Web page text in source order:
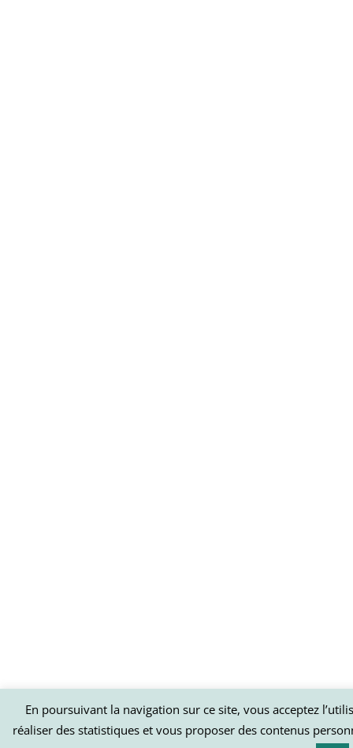
En poursuivant la navigation sur ce site, vous acceptez
réaliser des statistiques et vous proposer des contenus